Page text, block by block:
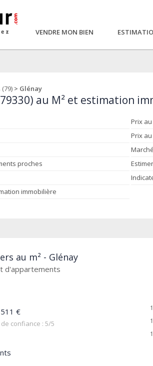
VENDRE MON BIEN
> Glénay
au M² et estimation
Prix
Prix
proches
immobilière
au m² - Glénay
d'appartements
€
confiance : 5/5